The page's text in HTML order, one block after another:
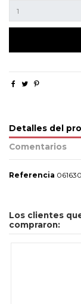
Detalles del
Comentarios
Referencia
Los clientes
compraron: